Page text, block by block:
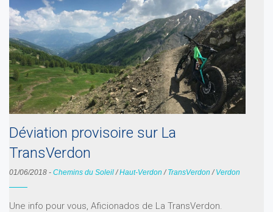
Déviation provisoire sur La
TransVerdon
01/06/2018 - Chemins du Soleil /Haut-Verdon / TransVerdon / Verdon
Une info pour vous, Aficionados de La TransVerdon.